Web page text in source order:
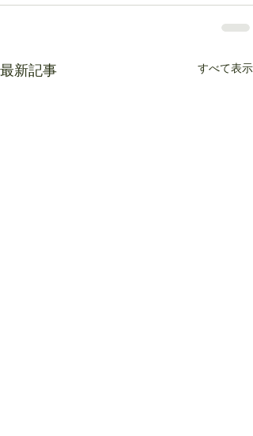
最新記事 すべて表示